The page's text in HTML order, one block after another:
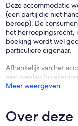
Deze accommodatie
(een partij die niet
beroep). De
het herroepingsrecht,
boeking wordt wel
particuliere eigenaar.
Afhankelijk van het
een toeslag in
Meer weergeven
Over